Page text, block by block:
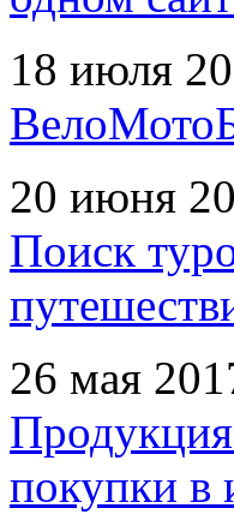
18 июля
20 июня
Поиск
26 мая
покупки в